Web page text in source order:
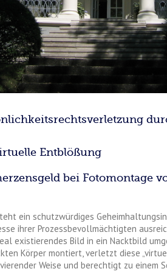
Entblößung
bei Fotomontage
ein schutzwürdiges
ihrer Prozessbevollmächtigten
existierendes Bild in ein Nacktbild
Körper montiert, verletzt diese
Weise und berechtigt zu einem